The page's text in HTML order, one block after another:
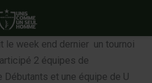
le week end dernier un tournoi
2 équipes de
et une équipe de U